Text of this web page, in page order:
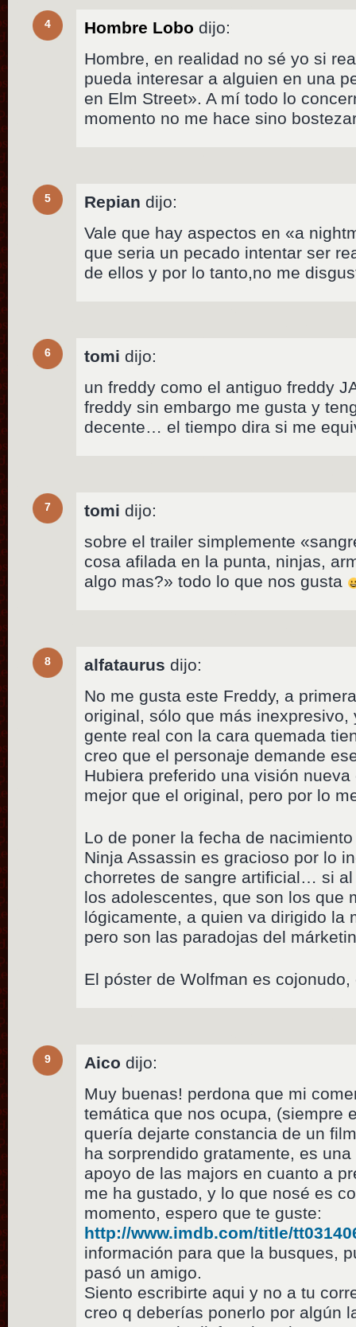
4 Hombre Lobo dijo:
Hombre, en realidad no sé yo si
pueda interesar a alguien en una
en Elm Street». A mí todo lo
momento no me hace sino
5 Repian dijo:
Vale que hay aspectos en «a
que seria un pecado intentar ser
de ellos y por lo tanto,no me
6 tomi dijo:
un freddy como el antiguo freddy
freddy sin embargo me gusta y
decente… el tiempo dira si me
7 tomi dijo:
sobre el trailer simplemente
cosa afilada en la punta, ninjas,
algo mas?» todo lo que nos gusta
8 alfataurus dijo:
No me gusta este Freddy, a
original, sólo que más
gente real con la cara quemada
creo que el personaje demande
Hubiera preferido una visión
mejor que el original, pero por lo
Lo de poner la fecha de
Ninja Assassin es gracioso por lo
chorretes de sangre artificial… si
los adolescentes, que son los que
lógicamente, a quien va dirigido la
pero son las paradojas del
El póster de Wolfman es cojonudo,
9 Aico dijo:
Muy buenas! perdona que mi
temática que nos ocupa, (siempre
quería dejarte constancia de un
ha sorprendido gratamente, es
apoyo de las majors en cuanto a
me ha gustado, y lo que nosé es
momento, espero que te guste:
http://www.imdb.com/title/
información para que la busques,
pasó un amigo.
Siento escribirte aqui y no a tu
creo q deberías ponerlo por algún